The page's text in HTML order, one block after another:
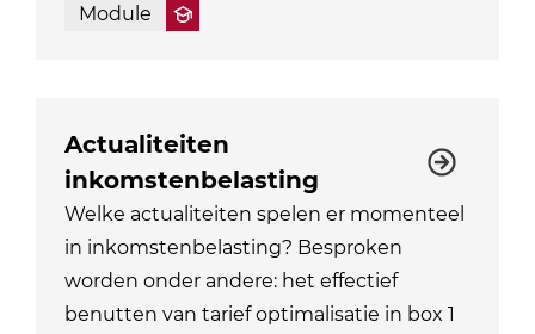
Module
Actualiteiten
inkomstenbelasting
Welke actualiteiten spelen er momenteel
in inkomstenbelasting? Besproken
worden onder andere: het effectief
benutten van tarief optimalisatie in box 1